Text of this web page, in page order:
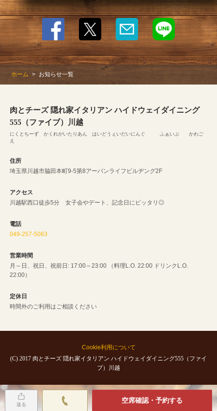
ホーム お知らせ一覧
肉とチーズ 隠れ家イタリアン ハイドウェイダイニング
555（ファイブ）川越
にくとちーず かくれがいたりあん はいどうぇいだいにんぐ ふぁいぶ かわご
え
住所
埼玉県川越市脇田本町9-5第8アーバンライフビルヂング2F
アクセス
川越駅西口徒歩5分 女子会やデート、記念日にピッタリ◎
電話
049-257-5063
営業時間
月～日、祝日、祝前日: 17:00～23:00 （料理L.O. 22:00 ドリンクL.O.
22:00）
定休日
時間外のご利用はご相談ください
Cookie利用について
(C) 2017 肉とチーズ 隠れ家イタリアン ハイドウェイダイニング555（ファイ
ブ）川越
送る
空席確認・予約する